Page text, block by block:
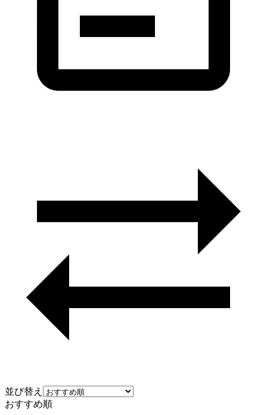
並び替え
おすすめ順